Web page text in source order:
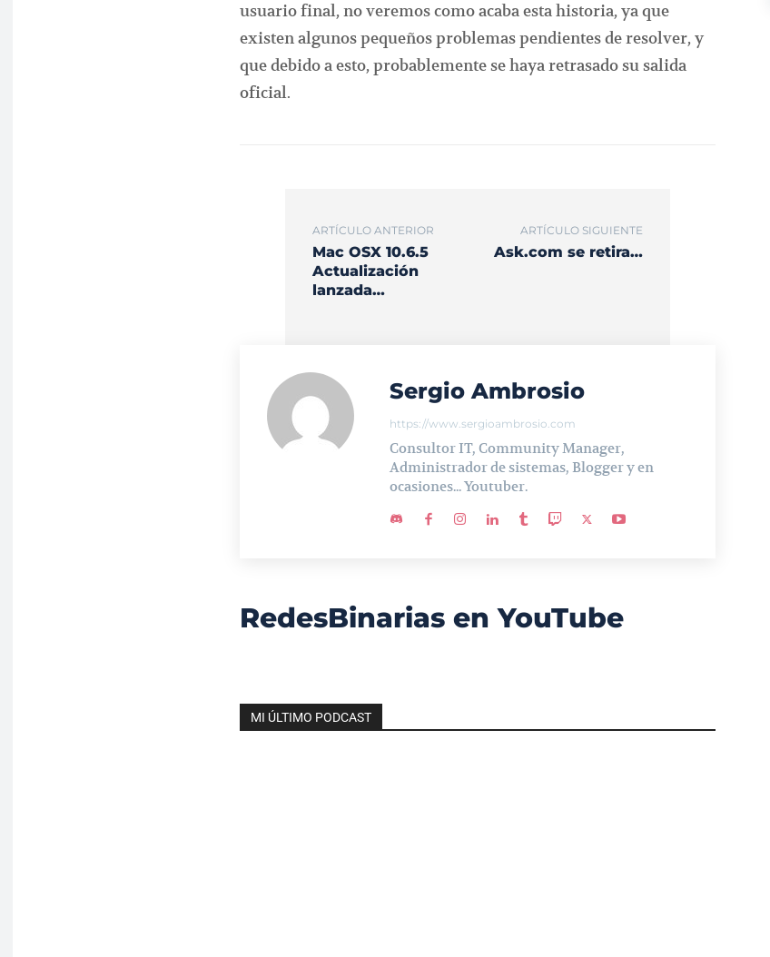
usuario final, no veremos como acaba esta historia, ya que
existen algunos pequeños problemas pendientes de resolver, y
que debido a esto, probablemente se haya retrasado su salida
oficial.
ARTÍCULO ANTERIOR
Mac OSX 10.6.5
Actualización
lanzada…
ARTÍCULO SIGUIENTE
Ask.com se retira…
Sergio Ambrosio
https://www.sergioambrosio.com
Consultor IT, Community Manager,
Administrador de sistemas, Blogger y en
ocasiones... Youtuber.
RedesBinarias en YouTube
MI ÚLTIMO PODCAST